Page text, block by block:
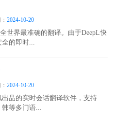
：2024-10-20
世界最准确的翻译。由于DeepL快
的即时...
：2024-10-20
出品的实时会话翻译软件，支持
等多门语...